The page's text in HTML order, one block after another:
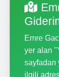
Emre
yer alan
sayfadan
ilgili